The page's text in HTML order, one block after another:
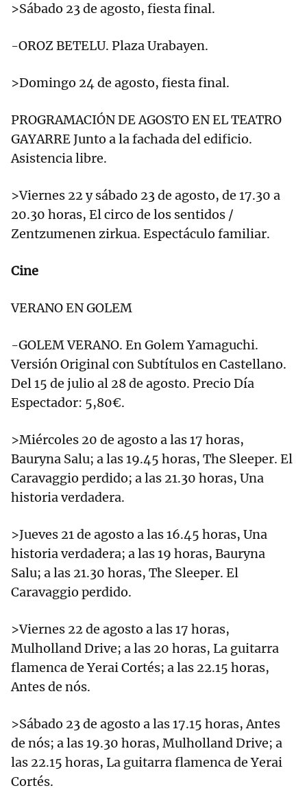
>Sábado 23 de agosto, fiesta final.
-OROZ BETELU. Plaza Urabayen.
>Domingo 24 de agosto, fiesta final.
PROGRAMACIÓN DE AGOSTO EN EL TEATRO
GAYARRE Junto a la fachada del edificio.
Asistencia libre.
>Viernes 22 y sábado 23 de agosto, de 17.30 a
20.30 horas, El circo de los sentidos /
Zentzumenen zirkua. Espectáculo familiar.
Cine
VERANO EN GOLEM
-GOLEM VERANO. En Golem Yamaguchi.
Versión Original con Subtítulos en Castellano.
Del 15 de julio al 28 de agosto. Precio Día
Espectador: 5,80€.
>Miércoles 20 de agosto a las 17 horas,
Bauryna Salu; a las 19.45 horas, The Sleeper. El
Caravaggio perdido; a las 21.30 horas, Una
historia verdadera.
>Jueves 21 de agosto a las 16.45 horas, Una
historia verdadera; a las 19 horas, Bauryna
Salu; a las 21.30 horas, The Sleeper. El
Caravaggio perdido.
>Viernes 22 de agosto a las 17 horas,
Mulholland Drive; a las 20 horas, La guitarra
flamenca de Yerai Cortés; a las 22.15 horas,
Antes de nós.
>Sábado 23 de agosto a las 17.15 horas, Antes
de nós; a las 19.30 horas, Mulholland Drive; a
las 22.15 horas, La guitarra flamenca de Yerai
Cortés.